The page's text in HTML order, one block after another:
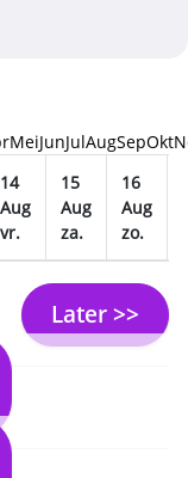
MeiJunJulAugSepOkt
14
Aug
vr.
15
Aug
za.
16
Aug
zo.
Later >>